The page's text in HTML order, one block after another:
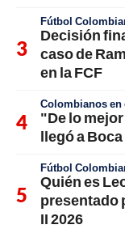
Fútbol
Decisión
caso de
en la FCF
Colombianos en
"De lo
llegó a
Fútbol
Quién es
presentado
II 2026